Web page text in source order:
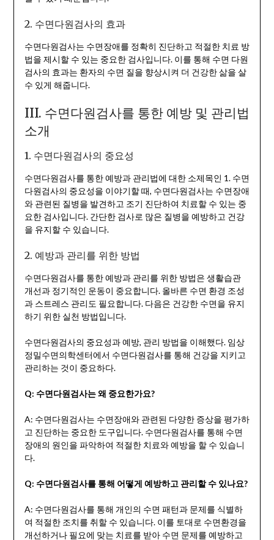
2. 수면다원검사의 효과
수면다원검사는 수면장애를 정확히 진단하고 적절한 치료 방
법을 제시할 수 있는 중요한 검사입니다. 이를 통해 수면 다원
검사의 효과는 환자의 수면 질을 향상시켜 더 건강한 삶을 살
수 있게 해줍니다.
III. 수면다원검사를 통한 예방 및 관리법
소개
1. 수면다원검사의 중요성
수면다원검사를 통한 예방과 관리법에 대한 소제목인 1. 수면
다원검사의 중요성을 이야기할 때, 수면다원검사는 수면장애
와 관련된 질병을 발견하고 조기 진단하여 치료할 수 있는 중
요한 검사입니다. 간단한 검사로 많은 질병을 예방하고 건강
을 유지할 수 있습니다.
2. 예방과 관리를 위한 방법
수면다원검사를 통한 예방과 관리를 위한 방법은 생활습관
개선과 정기적인 운동이 중요합니다. 올바른 수면 환경 조성
과 스트레스 관리도 필요합니다. 다음은 건강한 수면을 유지
하기 위한 실천 방법입니다.
수면다원검사의 중요성과 예방, 관리 방법을 이해했다. 임상
정밀수면의학센터에서 수면다원검사를 통해 건강을 지키고
관리하는 것이 중요하다.
Q: 수면다원검사는 왜 중요한가요?
A: 수면다원검사는 수면장애와 관련된 다양한 증상을 평가하
고 진단하는 중요한 도구입니다. 수면다원검사를 통해 수면
장애의 원인을 파악하여 적절한 치료와 예방을 할 수 있습니
다.
Q: 수면다원검사를 통해 어떻게 예방하고 관리할 수 있나요?
A: 수면다원검사를 통해 개인의 수면 패턴과 문제를 식별하
여 적절한 조치를 취할 수 있습니다. 이를 토대로 수면환경을
개선하거나 필요에 맞는 치료를 받아 수면 문제를 예방하고